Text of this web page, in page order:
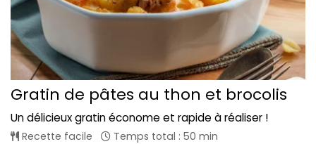
Gratin de pâtes au thon et brocolis
Un délicieux gratin économe et rapide à réaliser !
Recette facile Temps total : 50 min